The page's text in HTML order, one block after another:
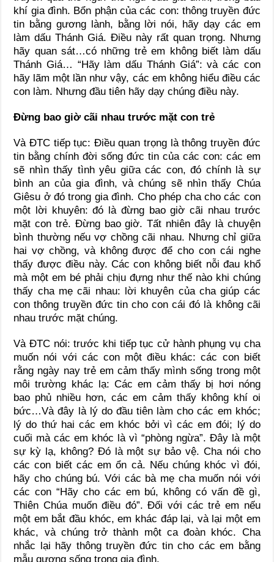
khí gia đình. Bổn phận của các con: thông truyền đức
tin bằng gương lành, bằng lời nói, hãy dạy các em
làm dấu Thánh Giá. Điều này rất quan trọng. Nhưng
hãy quan sát…có những trẻ em không biết làm dấu
Thánh Giá… “Hãy làm dấu Thánh Giá”: và các con
hãy lãm một lần như vậy, các em không hiểu điều các
con làm. Nhưng đầu tiên hãy dạy chúng điều này.
Đừng bao giờ cãi nhau trước mặt con trẻ
Và ĐTC tiếp tục: Điều quan trọng là thông truyền đức
tin bằng chính đời sống đức tin của các con: các em
sẽ nhìn thấy tình yêu giữa các con, đó chính là sự
bình an của gia đình, và chúng sẽ nhìn thấy Chúa
Giêsu ở đó trong gia đình. Cho phép cha cho các con
một lời khuyên: đó là đừng bao giờ cãi nhau trước
mặt con trẻ. Đừng bao giờ. Tất nhiên đây là chuyện
bình thường nếu vợ chồng cãi nhau. Nhưng chỉ giữa
hai vợ chồng, và không được để cho con cái nghe
thấy được điều này. Các con không biết nỗi đau khổ
mà một em bé phải chịu đựng như thế nào khi chúng
thấy cha mẹ cãi nhau: lời khuyên của cha giúp các
con thông truyền đức tin cho con cái đó là không cãi
nhau trước mặt chúng.
Và ĐTC nói: trước khi tiếp tục cử hành phụng vụ cha
muốn nói với các con một điều khác: các con biết
rằng ngày nay trẻ em cảm thấy mình sống trong một
môi trường khác lạ: Các em cảm thấy bị hơi nóng
bao phủ nhiều hơn, các em cảm thấy không khí oi
bức…Và đây là lý do đầu tiên làm cho các em khóc;
lý do thứ hai các em khóc bởi vì các em đói; lý do
cuối mà các em khóc là vì “phòng ngừa”. Đây là một
sự kỳ lạ, không? Đó là một sự bảo vệ. Cha nói cho
các con biết các em ổn cả. Nếu chúng khóc vì đói,
hãy cho chúng bú. Với các bà mẹ cha muốn nói với
các con “Hãy cho các em bú, không có vấn đề gì,
Thiên Chúa muốn điều đó”. Đối với các trẻ em nếu
một em bắt đầu khóc, em khác đáp lại, và lại một em
khác, và chúng trở thành một ca đoàn khóc. Cha
nhắc lại hãy thông truyền đức tin cho các em bằng
mẫu gương sống trong gia đình.